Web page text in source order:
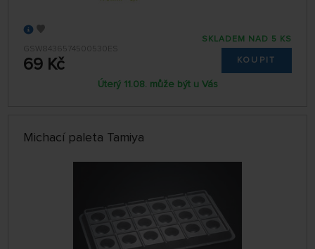
GSW8436574500530ES
69 Kč
SKLADEM NAD 5 KS
KOUPIT
Úterý 11.08. může být u Vás
Michací paleta Tamiya